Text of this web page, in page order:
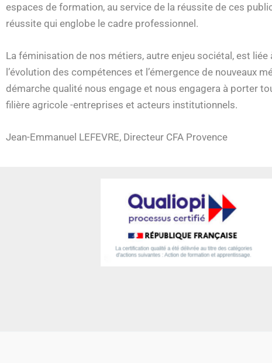
espaces de formation, au service de la réussite de ces
réussite qui englobe le cadre professionnel.
La féminisation de nos métiers, autre enjeu sociétal, est
l’évolution des compétences et l’émergence de nouveaux
démarche qualité nous engage et nous engagera à porter
filière agricole -entreprises et acteurs institutionnels.
Jean-Emmanuel LEFEVRE, Directeur CFA Provence